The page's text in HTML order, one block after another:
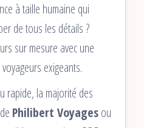
à taille humaine qui
de tous les détails ?
sur mesure avec une
exigeants.
rapide, la majorité des
Philibert Voyagesou